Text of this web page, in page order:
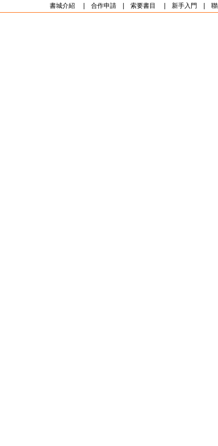
書城介紹 合作申請| 索要書目 新手入門